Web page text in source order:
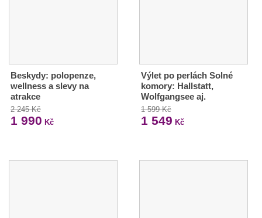
Beskydy: polopenze,
wellness a slevy na
atrakce
2 245 Kč
1 990 Kč
Výlet po perlách Solné
komory: Hallstatt,
Wolfgangsee aj.
1 599 Kč
1 549 Kč